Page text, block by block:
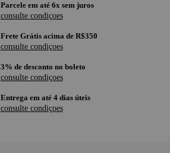
Parcele em até 6x sem juros
consulte condiçoes
Frete Grátis acima de R$350
consulte condiçoes
3% de desconto no boleto
consulte condiçoes
Entrega em até 4 dias úteis
consulte condiçoes